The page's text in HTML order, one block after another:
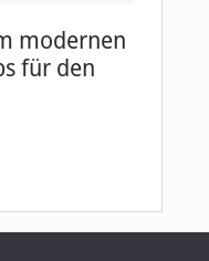
modernen
für den